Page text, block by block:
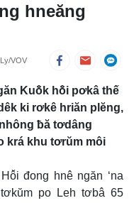
hneăng
VOV
Kuô̆k hô̆i pơkâ thế
ki rơkê hriăn plĕng,
ƀă tơdâng
krá khu tơrŭm môi
đong hnê ngăn ‘na
po Leh tơbâ 65